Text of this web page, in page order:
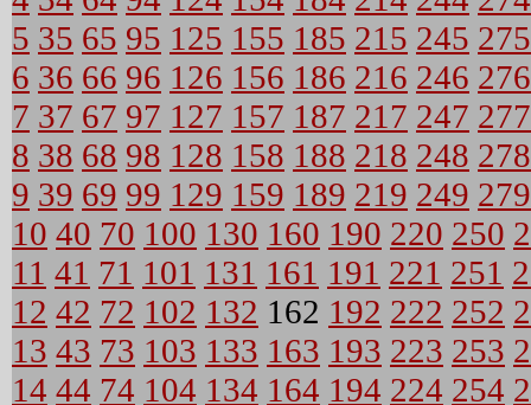
5 35 65 95 125 155 185 215 245 275
6 36 66 96 126 156 186 216 246 276
7 37 67 97 127 157 187 217 247 277
8 38 68 98 128 158 188 218 248 278
9 39 69 99 129 159 189 219 249 279
10 40 70 100 130 160 190 220 250
11 41 71 101 131 161 191 221 251
12 42 72 102 132 162 192 222 252
13 43 73 103 133 163 193 223 253
14 44 74 104 134 164 194 224 254